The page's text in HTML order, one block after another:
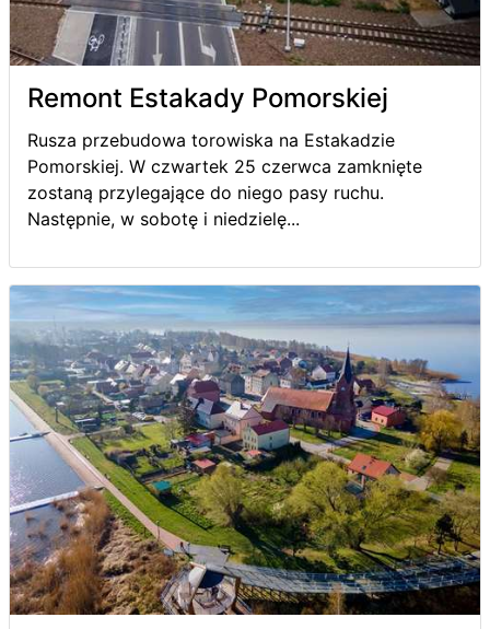
Remont Estakady Pomorskiej
Rusza przebudowa torowiska na Estakadzie
Pomorskiej. W czwartek 25 czerwca zamknięte
zostaną przylegające do niego pasy ruchu.
Następnie, w sobotę i niedzielę...